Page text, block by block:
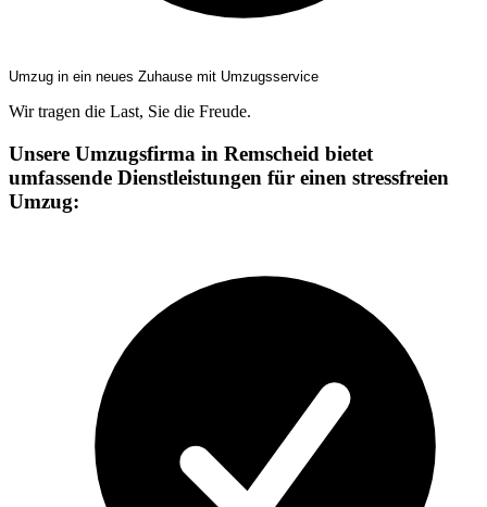
Umzug in ein neues Zuhause mit Umzugsservice
Wir tragen die Last, Sie die Freude.
Unsere Umzugsfirma in Remscheid bietet
umfassende Dienstleistungen für einen stressfreien
Umzug: